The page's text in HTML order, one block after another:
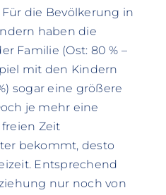
die Bevölkerung in
haben die
Familie (Ost: 80 % –
mit den Kindern
sogar eine größere
je mehr eine
Zeit
bekommt, desto
Entsprechend
nur noch von